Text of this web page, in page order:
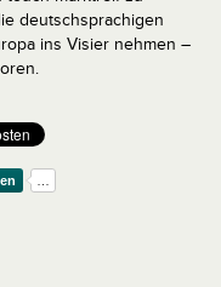
deutschsprachigen
ins Visier nehmen –